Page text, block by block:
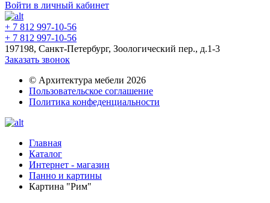
Войти в личный кабинет
+ 7 812 997-10-56
+ 7 812 997-10-56
197198, Санкт-Петербург, Зоологический пер., д.1-3
Заказать звонок
© Архитектура мебели 2026
Пользовательское соглашение
Политика конфеденциальности
Главная
Каталог
Интернет - магазин
Панно и картины
Картина "Рим"